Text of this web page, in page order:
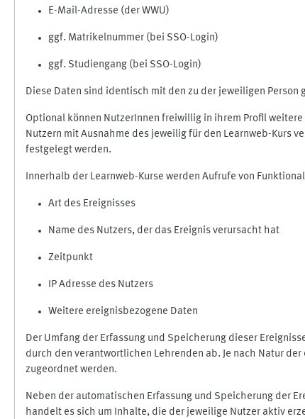
E-Mail-Adresse (der WWU)
ggf. Matrikelnummer (bei SSO-Login)
ggf. Studiengang (bei SSO-Login)
Diese Daten sind identisch mit den zu der jeweiligen
Optional können NutzerInnen freiwillig in ihrem Profil
Nutzern mit Ausnahme des jeweilig für den Learnweb-Kurs
festgelegt werden.
Innerhalb der Learnweb-Kurse werden Aufrufe von
Art des Ereignisses
Name des Nutzers, der das Ereignis verursacht hat
Zeitpunkt
IP Adresse des Nutzers
Weitere ereignisbezogene Daten
Der Umfang der Erfassung und Speicherung dieser
durch den verantwortlichen Lehrenden ab. Je nach Natur
zugeordnet werden.
Neben der automatischen Erfassung und Speicherung der
handelt es sich um Inhalte, die der jeweilige Nutzer aktiv